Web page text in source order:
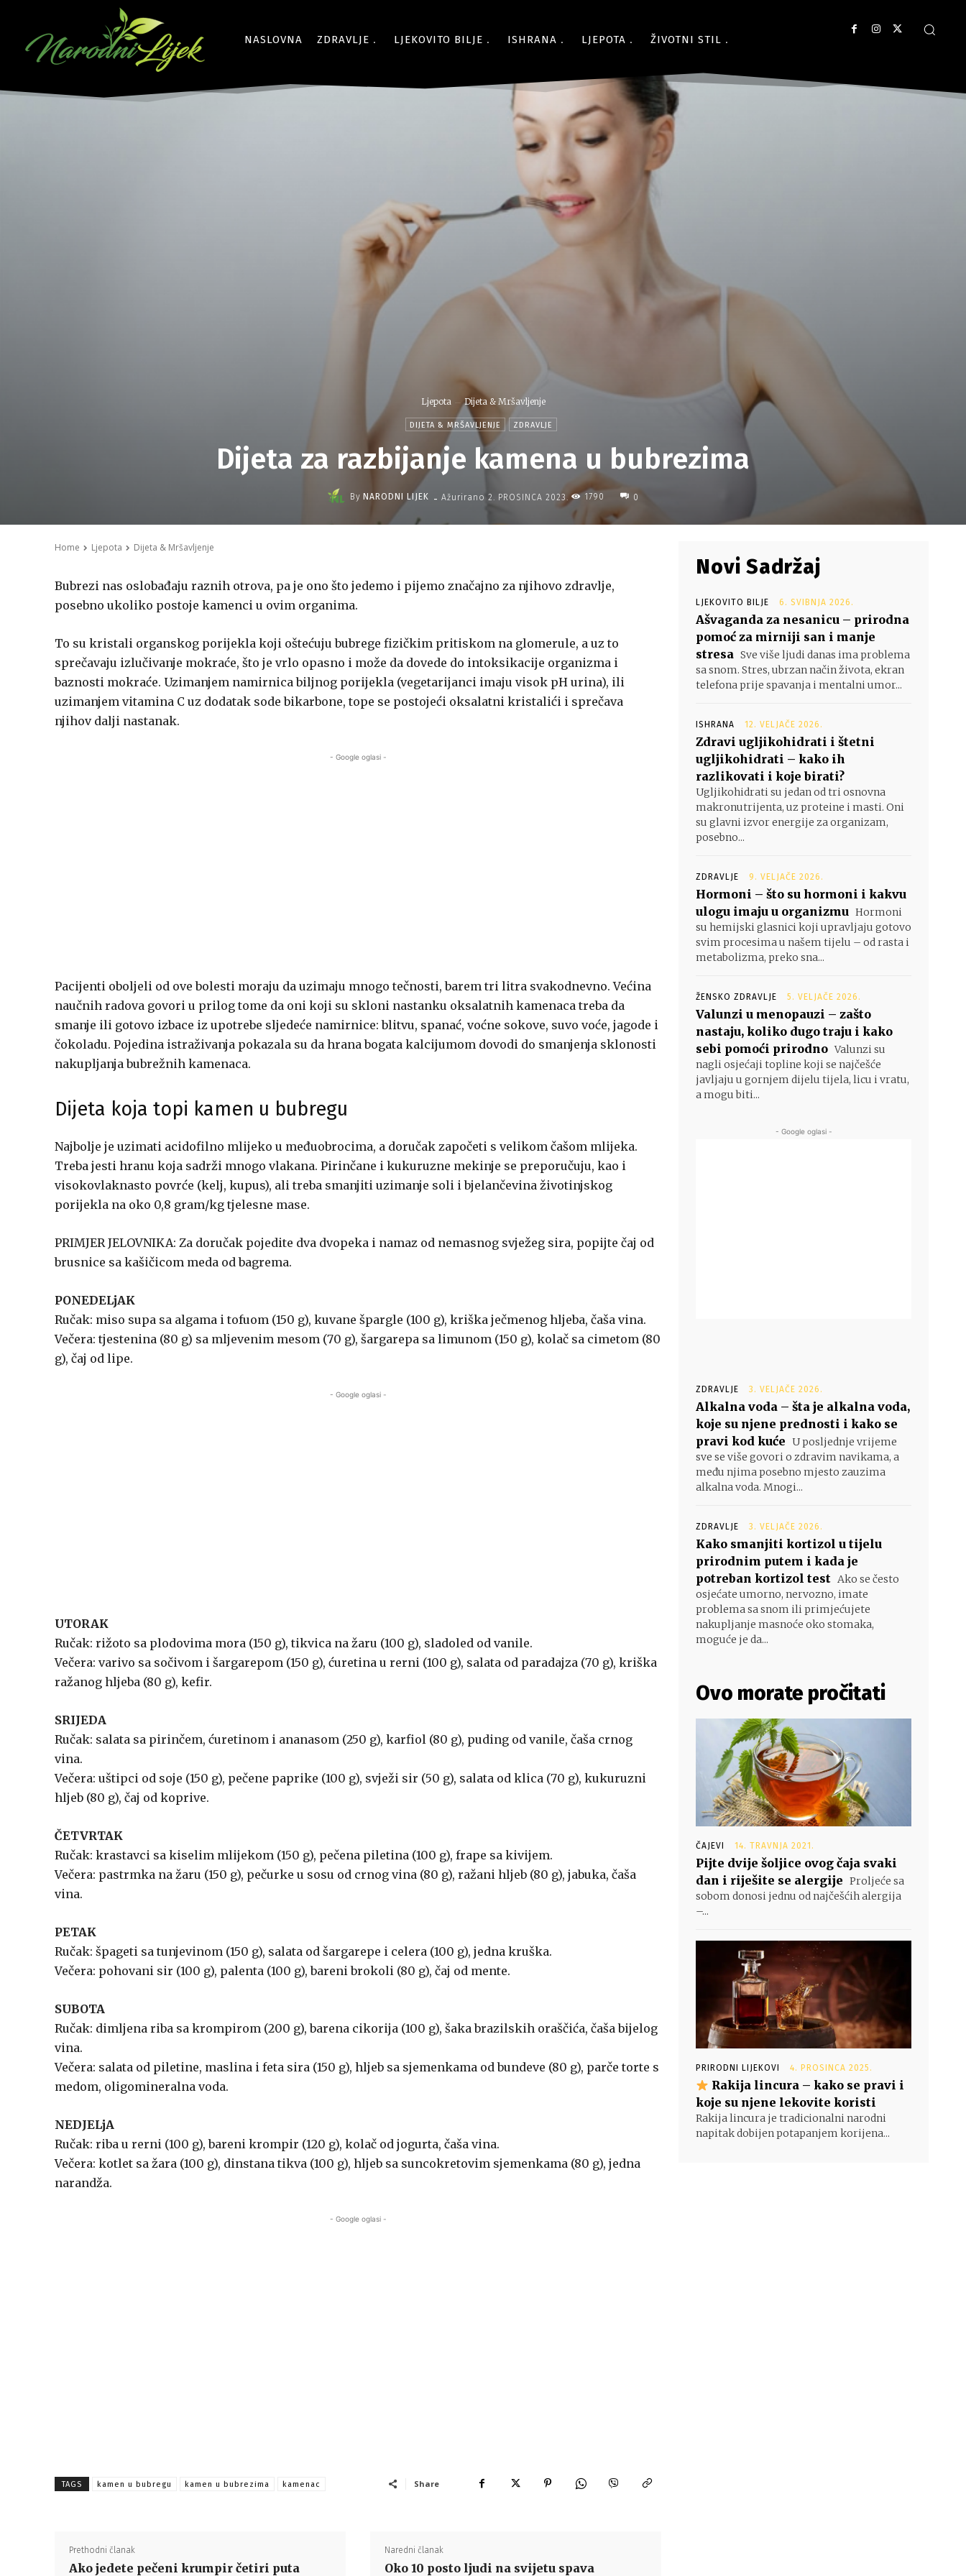
NASLOVNA ZDRAVLJE LJEKOVITO BILJE ISHRANA LJEPOTA ŽIVOTNI STIL
Ljepota Dijeta & Mršavljenje
DIJETA & MRŠAVLJENJE ZDRAVLJE
Dijeta za razbijanje kamena u bubrezima
By NARODNI LIJEK - Ažurirano 2. PROSINCA 2023. 1790 0
Home Ljepota Dijeta & Mršavljenje
Bubrezi nas oslobađaju raznih otrova, pa je ono što jedemo i pijemo značajno za njihovo zdravlje,
posebno ukoliko postoje kamenci u ovim organima.
To su kristali organskog porijekla koji oštećuju bubrege fizičkim pritiskom na glomerule, a uz to
sprečavaju izlučivanje mokraće, što je vrlo opasno i može da dovede do intoksikacije organizma i
baznosti mokraće. Uzimanjem namirnica biljnog porijekla (vegetarijanci imaju visok pH urina), ili
uzimanjem vitamina C uz dodatak sode bikarbone, tope se postojeći oksalatni kristalići i sprečava
njihov dalji nastanak.
- Google oglasi -
Pacijenti oboljeli od ove bolesti moraju da uzimaju mnogo tečnosti, barem tri litra svakodnevno. Većina
naučnih radova govori u prilog tome da oni koji su skloni nastanku oksalatnih kamenaca treba da
smanje ili gotovo izbace iz upotrebe sljedeće namirnice: blitvu, spanać, voćne sokove, suvo voće, jagode i
čokoladu. Pojedina istraživanja pokazala su da hrana bogata kalcijumom dovodi do smanjenja sklonosti
nakupljanja bubrežnih kamenaca.
Dijeta koja topi kamen u bubregu
Najbolje je uzimati acidofilno mlijeko u međuobrocima, a doručak započeti s velikom čašom mlijeka.
Treba jesti hranu koja sadrži mnogo vlakana. Pirinčane i kukuruzne mekinje se preporučuju, kao i
visokovlaknasto povrće (kelj, kupus), ali treba smanjiti uzimanje soli i bjelančevina životinjskog
porijekla na oko 0,8 gram/kg tjelesne mase.
PRIMJER JELOVNIKA: Za doručak pojedite dva dvopeka i namaz od nemasnog svježeg sira, popijte čaj od
brusnice sa kašičicom meda od bagrema.
PONEDELjAK
Ručak: miso supa sa algama i tofuom (150 g), kuvane špargle (100 g), kriška ječmenog hljeba, čaša vina.
Večera: tjestenina (80 g) sa mljevenim mesom (70 g), šargarepa sa limunom (150 g), kolač sa cimetom (80
g), čaj od lipe.
- Google oglasi -
UTORAK
Ručak: rižoto sa plodovima mora (150 g), tikvica na žaru (100 g), sladoled od vanile.
Večera: varivo sa sočivom i šargarepom (150 g), ćuretina u rerni (100 g), salata od paradajza (70 g), kriška
ražanog hljeba (80 g), kefir.
SRIJEDA
Ručak: salata sa pirinčem, ćuretinom i ananasom (250 g), karfiol (80 g), puding od vanile, čaša crnog
vina.
Večera: uštipci od soje (150 g), pečene paprike (100 g), svježi sir (50 g), salata od klica (70 g), kukuruzni
hljeb (80 g), čaj od koprive.
ČETVRTAK
Ručak: krastavci sa kiselim mlijekom (150 g), pečena piletina (100 g), frape sa kivijem.
Večera: pastrmka na žaru (150 g), pečurke u sosu od crnog vina (80 g), ražani hljeb (80 g), jabuka, čaša
vina.
PETAK
Ručak: špageti sa tunjevinom (150 g), salata od šargarepe i celera (100 g), jedna kruška.
Večera: pohovani sir (100 g), palenta (100 g), bareni brokoli (80 g), čaj od mente.
SUBOTA
Ručak: dimljena riba sa krompirom (200 g), barena cikorija (100 g), šaka brazilskih oraščića, čaša bijelog
vina.
Večera: salata od piletine, maslina i feta sira (150 g), hljeb sa sjemenkama od bundeve (80 g), parče torte s
medom, oligomineralna voda.
NEDJELjA
Ručak: riba u rerni (100 g), bareni krompir (120 g), kolač od jogurta, čaša vina.
Večera: kotlet sa žara (100 g), dinstana tikva (100 g), hljeb sa suncokretovim sjemenkama (80 g), jedna
narandža.
- Google oglasi -
TAGS kamen u bubregu kamen u bubrezima kamenac Share
Prethodni članak
Ako jedete pečeni krumpir četiri puta
Naredni članak
Oko 10 posto ljudi na svijetu spava
Novi Sadržaj
LJEKOVITO BILJE 6. SVIBNJA 2026.
Ašvaganda za nesanicu – prirodna
pomoć za mirniji san i manje
stresa Sve više ljudi danas ima problema
sa snom. Stres, ubrzan način života, ekran
telefona prije spavanja i mentalni umor...
ISHRANA 12. VELJAČE 2026.
Zdravi ugljikohidrati i štetni
ugljikohidrati – kako ih
razlikovati i koje birati?
Ugljikohidrati su jedan od tri osnovna
makronutrijenta, uz proteine i masti. Oni
su glavni izvor energije za organizam,
posebno...
ZDRAVLJE 9. VELJAČE 2026.
Hormoni – što su hormoni i kakvu
ulogu imaju u organizmu Hormoni
su hemijski glasnici koji upravljaju gotovo
svim procesima u našem tijelu – od rasta i
metabolizma, preko sna...
ŽENSKO ZDRAVLJE 5. VELJAČE 2026.
Valunzi u menopauzi – zašto
nastaju, koliko dugo traju i kako
sebi pomoći prirodno Valunzi su
nagli osjećaji topline koji se najčešće
javljaju u gornjem dijelu tijela, licu i vratu,
a mogu biti...
- Google oglasi -
ZDRAVLJE 3. VELJAČE 2026.
Alkalna voda – šta je alkalna voda,
koje su njene prednosti i kako se
pravi kod kuće U posljednje vrijeme
sve se više govori o zdravim navikama, a
među njima posebno mjesto zauzima
alkalna voda. Mnogi...
ZDRAVLJE 3. VELJAČE 2026.
Kako smanjiti kortizol u tijelu
prirodnim putem i kada je
potreban kortizol test Ako se često
osjećate umorno, nervozno, imate
problema sa snom ili primjećujete
nakupljanje masnoće oko stomaka,
moguće je da...
Ovo morate pročitati
ČAJEVI 14. TRAVNJA 2021.
Pijte dvije šoljice ovog čaja svaki
dan i riješite se alergije Proljeće sa
sobom donosi jednu od najčešćih alergija
–...
PRIRODNI LIJEKOVI 4. PROSINCA 2025.
Rakija lincura – kako se pravi i
koje su njene lekovite koristi
Rakija lincura je tradicionalni narodni
napitak dobijen potapanjem korijena...